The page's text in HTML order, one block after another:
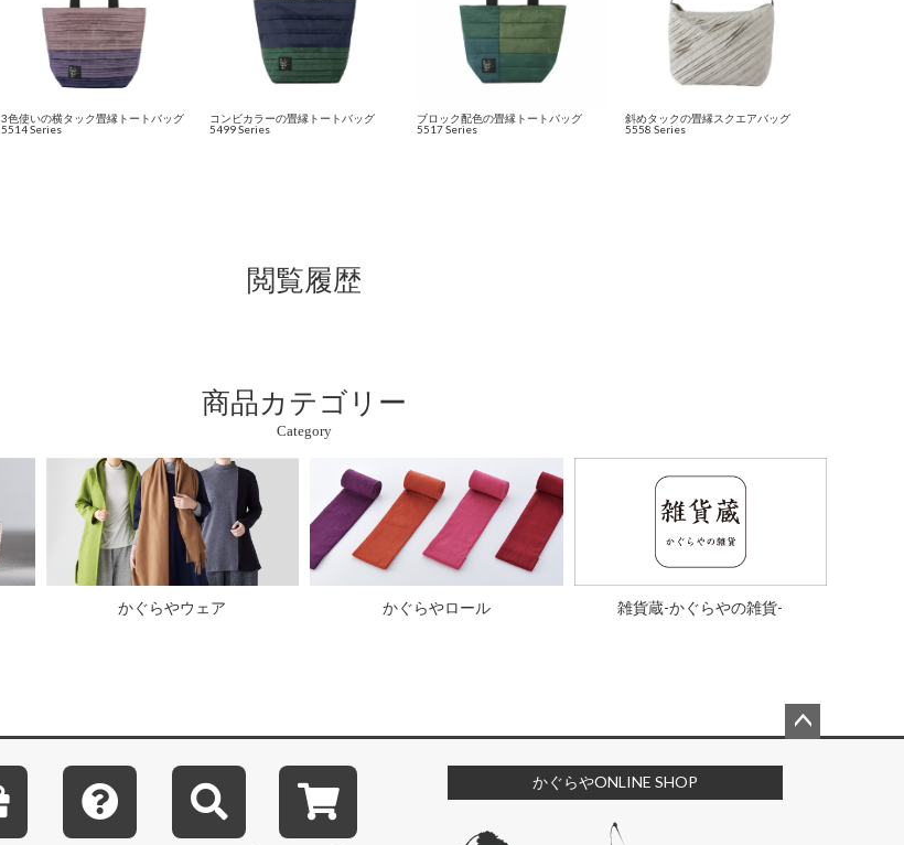
3色使いの横タック畳縁トートバッグ
5514 Series
コンビカラーの畳縁トートバッグ
5499 Series
ブロック配色の畳縁トートバッグ
5517 Series
斜めタックの畳縁スクエアバッグ
5558 Series
閲覧履歴
商品カテゴリー
Category
かぐらやウェア かぐらやロール 雑貨蔵-かぐらやの雑貨-
かぐらやONLINE SHOP